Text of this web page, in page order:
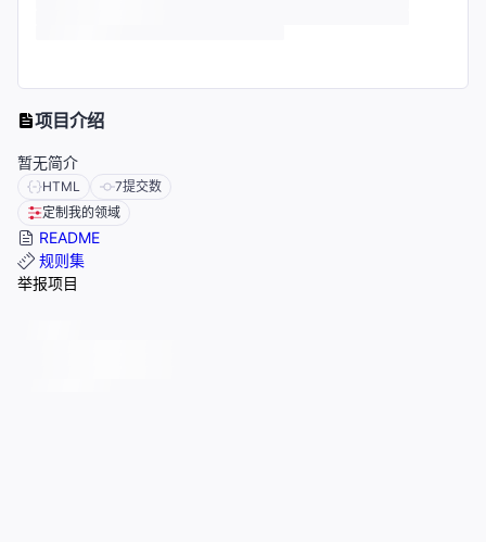
项目介绍
暂无简介
HTML 7提交数
定制我的领域
README
规则集
举报项目